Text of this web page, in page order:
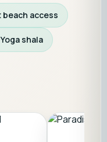
beach access
Yoga shala